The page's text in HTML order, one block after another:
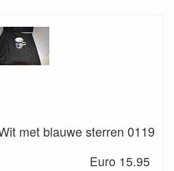
met blauwe sterren 0119
Euro 15.95